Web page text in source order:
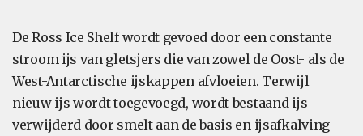
De Ross Ice Shelf wordt gevoed door een constante
stroom ijs van gletsjers die van zowel de Oost- als de
West-Antarctische ijskappen afvloeien. Terwijl
nieuw ijs wordt toegevoegd, wordt bestaand ijs
verwijderd door smelt aan de basis en ijsafkalving